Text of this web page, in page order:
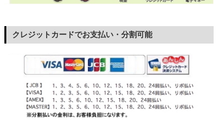
クレジットカードでお支払い・分割可能